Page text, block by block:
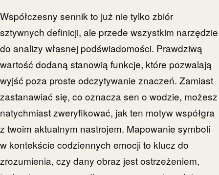
Współczesny sennik to już nie tylko zbiór
sztywnych definicji, ale przede wszystkim narzędzie
do analizy własnej podświadomości. Prawdziwą
wartość dodaną stanowią funkcje, które pozwalają
wyjść poza proste odczytywanie znaczeń. Zamiast
zastanawiać się, co oznacza sen o wodzie, możesz
natychmiast zweryfikować, jak ten motyw współgra
z twoim aktualnym nastrojem. Mapowanie symboli
w kontekście codziennych emocji to klucz do
zrozumienia, czy dany obraz jest ostrzeżeniem,